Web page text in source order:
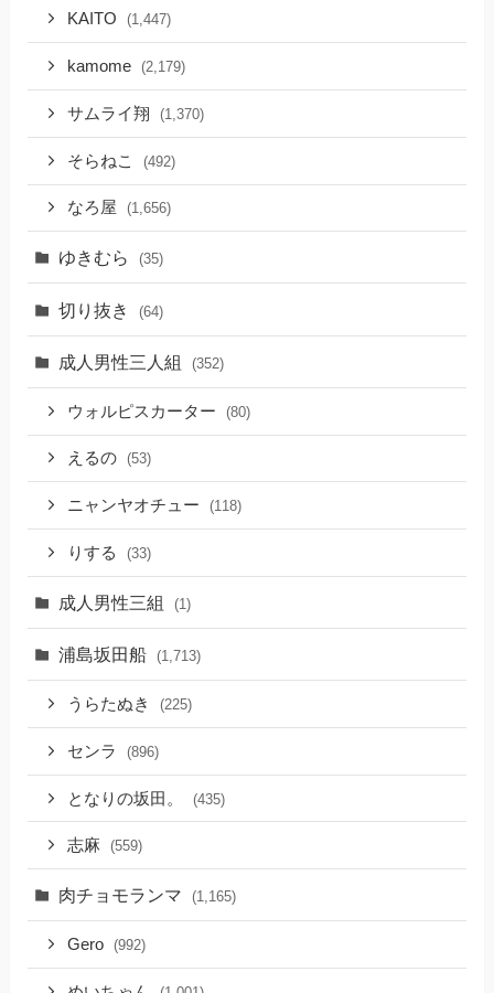
KAITO (1,447)
kamome (2,179)
サムライ翔 (1,370)
そらねこ (492)
なろ屋 (1,656)
ゆきむら (35)
切り抜き (64)
成人男性三人組 (352)
ウォルピスカーター (80)
えるの (53)
ニャンヤオチュー (118)
りする (33)
成人男性三組 (1)
浦島坂田船 (1,713)
うらたぬき (225)
センラ (896)
となりの坂田。 (435)
志麻 (559)
肉チョモランマ (1,165)
Gero (992)